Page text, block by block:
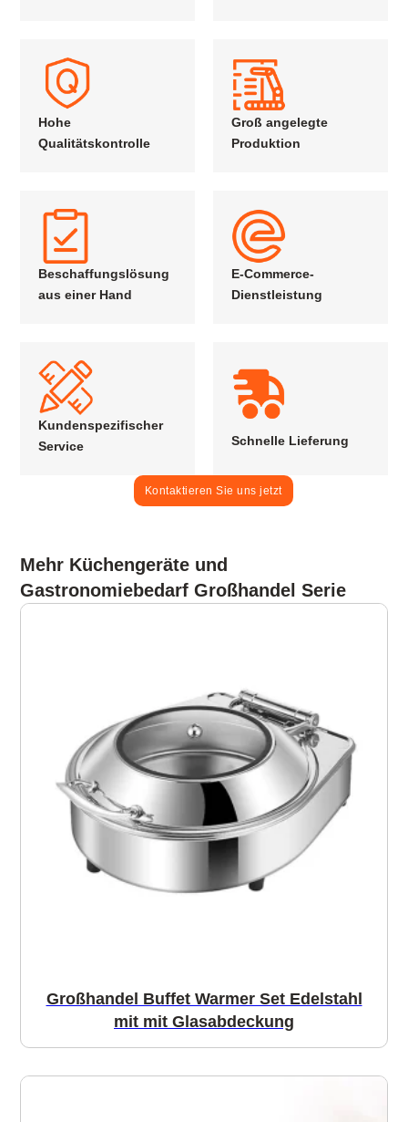
Hohe
Qualitätskontrolle
Groß angelegte
Produktion
Beschaffungslösung
aus einer Hand
E-Commerce-
Dienstleistung
Kundenspezifischer
Service
Schnelle Lieferung
Kontaktieren Sie uns jetzt
Mehr Küchengeräte und
Gastronomiebedarf Großhandel Serie
Großhandel Buffet Warmer Set Edelstahl
mit mit Glasabdeckung